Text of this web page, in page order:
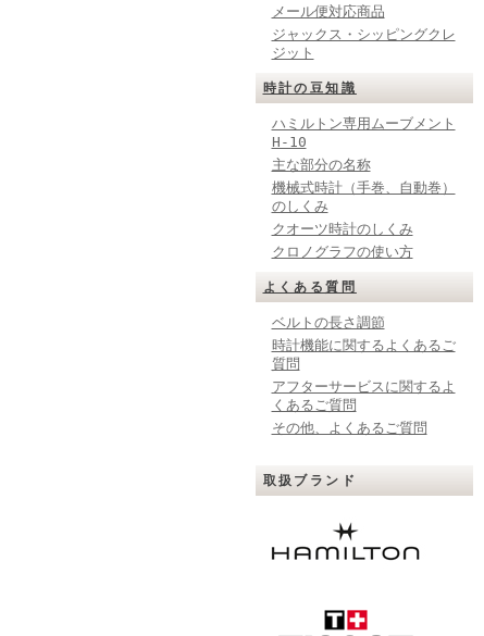
メール便対応商品
ジャックス・シッピングクレ
ジット
時計の豆知識
ハミルトン専用ムーブメント
H-10
主な部分の名称
機械式時計（手巻、自動巻）
のしくみ
クオーツ時計のしくみ
クロノグラフの使い方
よくある質問
ベルトの長さ調節
時計機能に関するよくあるご
質問
アフターサービスに関するよ
くあるご質問
その他、よくあるご質問
取扱ブランド